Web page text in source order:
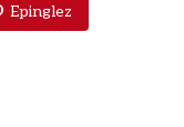
Epinglez